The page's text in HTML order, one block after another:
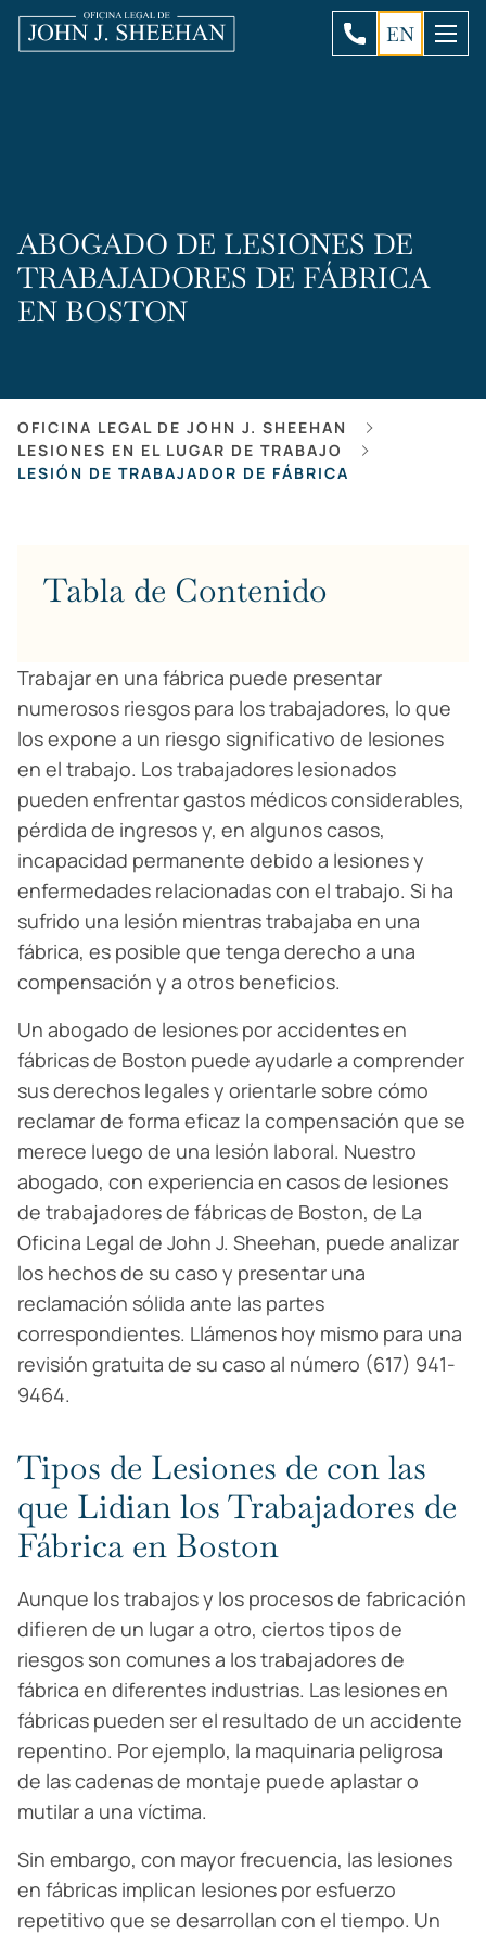
EN
ABOGADO DE LESIONES DE
TRABAJADORES DE FÁBRICA
EN BOSTON
OFICINA LEGAL DE JOHN J. SHEEHAN
LESIONES EN EL LUGAR DE TRABAJO
LESIÓN DE TRABAJADOR DE FÁBRICA
Tabla de Contenido
Trabajar en una fábrica puede presentar
numerosos riesgos para los trabajadores, lo que
los expone a un riesgo significativo de lesiones
en el trabajo. Los trabajadores lesionados
pueden enfrentar gastos médicos considerables,
pérdida de ingresos y, en algunos casos,
incapacidad permanente debido a lesiones y
enfermedades relacionadas con el trabajo. Si ha
sufrido una lesión mientras trabajaba en una
fábrica, es posible que tenga derecho a una
compensación y a otros beneficios.
Un abogado de lesiones por accidentes en
fábricas de Boston puede ayudarle a comprender
sus derechos legales y orientarle sobre cómo
reclamar de forma eficaz la compensación que se
merece luego de una lesión laboral. Nuestro
abogado, con experiencia en casos de lesiones
de trabajadores de fábricas de Boston, de La
Oficina Legal de John J. Sheehan, puede analizar
los hechos de su caso y presentar una
reclamación sólida ante las partes
correspondientes. Llámenos hoy mismo para una
revisión gratuita de su caso al número (617) 941-
9464.
Tipos de Lesiones de con las
que Lidian los Trabajadores de
Fábrica en Boston
Aunque los trabajos y los procesos de fabricación
difieren de un lugar a otro, ciertos tipos de
riesgos son comunes a los trabajadores de
fábrica en diferentes industrias. Las lesiones en
fábricas pueden ser el resultado de un accidente
repentino. Por ejemplo, la maquinaria peligrosa
de las cadenas de montaje puede aplastar o
mutilar a una víctima.
Sin embargo, con mayor frecuencia, las lesiones
en fábricas implican lesiones por esfuerzo
repetitivo que se desarrollan con el tiempo. Un